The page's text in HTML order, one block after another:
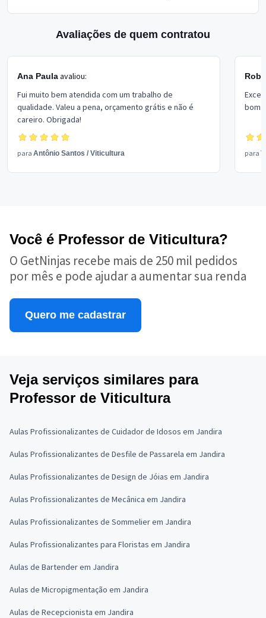
Avaliações de quem contratou
Ana Paulaavaliou:
Fui muito bem atendida com um trabalho de
qualidade. Valeu a pena, orçamento grátis e não é
careiro. Obrigada!
para Antônio Santos / Viticultura
bom
para
Você é Professor de Viticultura?
O GetNinjas recebe mais de 250 mil pedidos
por mês e pode ajudar a aumentar sua renda
Quero me cadastrar
Veja serviços similares para
Professor de Viticultura
Aulas Profissionalizantes de Cuidador de Idosos em Jandira
Aulas Profissionalizantes de Desfile de Passarela em Jandira
Aulas Profissionalizantes de Design de Jóias em Jandira
Aulas Profissionalizantes de Mecânica em Jandira
Aulas Profissionalizantes de Sommelier em Jandira
Aulas Profissionalizantes para Floristas em Jandira
Aulas de Bartender em Jandira
Aulas de Micropigmentação em Jandira
Aulas de Recepcionista em Jandira